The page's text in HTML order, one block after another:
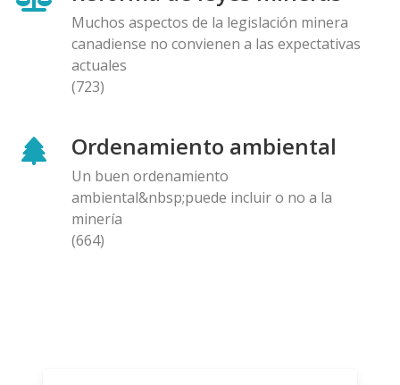
Muchos aspectos de la legislación minera
canadiense no convienen a las expectativas
actuales
(723)
Ordenamiento ambiental
Un buen ordenamiento
ambiental&nbsp;puede incluir o no a la
minería
(664)